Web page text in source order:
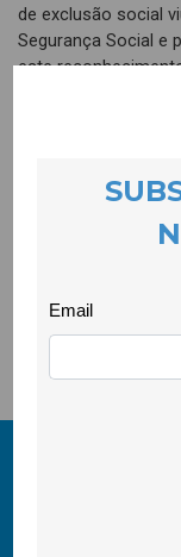
de exclusão social
Segurança Social e
este
esta cooperativa
Cidadania e para a
muito contou
procura de
desfavorecidos.
Covilhã pela
Todos os direitos